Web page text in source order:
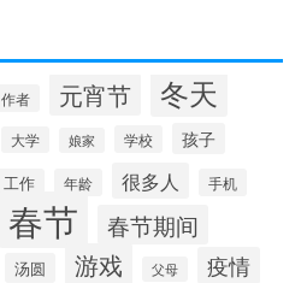
作者 元宵节 冬天
大学 娘家 学校 孩子
工作 年龄 很多人 手机
春节 春节期间
汤圆 游戏 父母 疫情